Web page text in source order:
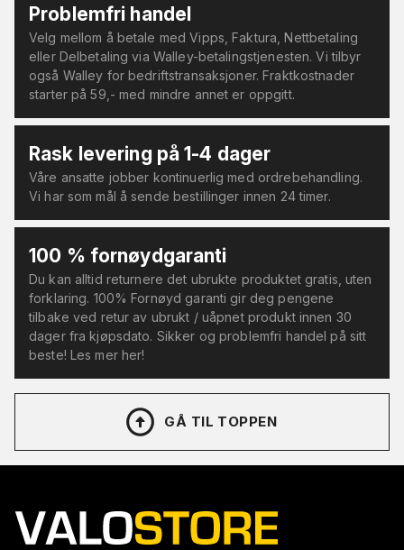
Problemfri handel
Velg mellom å betale med Vipps, Faktura, Nettbetaling
eller Delbetaling via Walley-betalingstjenesten. Vi tilbyr
også Walley for bedriftstransaksjoner. Fraktkostnader
starter på 59,- med mindre annet er oppgitt.
Rask levering på 1-4 dager
Våre ansatte jobber kontinuerlig med ordrebehandling.
Vi har som mål å sende bestillinger innen 24 timer.
100 % fornøydgaranti
Du kan alltid returnere det ubrukte produktet gratis, uten
forklaring. 100% Fornøyd garanti gir deg pengene
tilbake ved retur av ubrukt / uåpnet produkt innen 30
dager fra kjøpsdato. Sikker og problemfri handel på sitt
beste! Les mer her!
GÅ TIL TOPPEN